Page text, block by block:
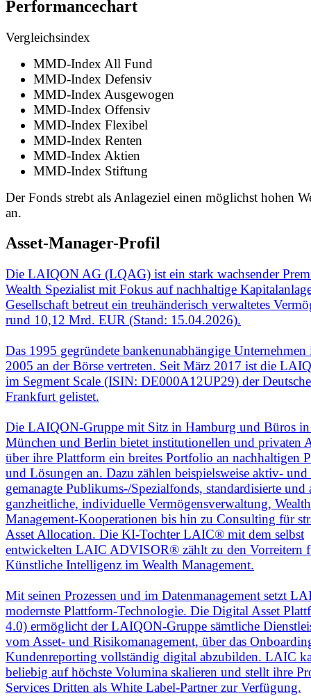
Performancechart
Vergleichsindex
MMD-Index All Fund
MMD-Index Defensiv
MMD-Index Ausgewogen
MMD-Index Offensiv
MMD-Index Flexibel
MMD-Index Renten
MMD-Index Aktien
MMD-Index Stiftung
Der Fonds strebt als Anlageziel einen möglichst hohen
an.
Asset-Manager-Profil
Die LAIQON AG (LQAG) ist ein stark wachsender
Wealth Spezialist mit Fokus auf nachhaltige
Gesellschaft betreut ein treuhänderisch verwaltetes
rund 10,12 Mrd. EUR (Stand: 15.04.2026).
Das 1995 gegründete bankenunabhängige Unternehmen
2005 an der Börse vertreten. Seit März 2017 ist die
im Segment Scale (ISIN: DE000A12UP29) der
Frankfurt gelistet.
Die LAIQON-Gruppe mit Sitz in Hamburg und Büros
München und Berlin bietet institutionellen und privaten
über ihre Plattform ein breites Portfolio an nachhaltigen
und Lösungen an. Dazu zählen beispielsweise aktiv-
gemanagte Publikums-/Spezialfonds, standardisierte und
ganzheitliche, individuelle Vermögensverwaltung,
Management-Kooperationen bis hin zu Consulting für
Asset Allocation. Die KI-Tochter LAIC® mit dem selbst
entwickelten LAIC ADVISOR® zählt zu den Vorreitern
Künstliche Intelligenz im Wealth Management.
Mit seinen Prozessen und im Datenmanagement setzt
modernste Plattform-Technologie. Die Digital Asset
4.0) ermöglicht der LAIQON-Gruppe sämtliche
vom Asset- und Risikomanagement, über das
Kundenreporting vollständig digital abzubilden. LAIC
beliebig auf höchste Volumina skalieren und stellt ihre
Services Dritten als White Label-Partner zur Verfügung.